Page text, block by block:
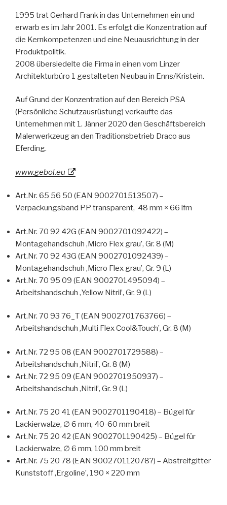
1995 trat Gerhard Frank in das Unternehmen ein und
erwarb es im Jahr 2001. Es erfolgt die Konzentration auf
die Kernkompetenzen und eine Neuausrichtung in der
Produktpolitik.
2008 übersiedelte die Firma in einen vom Linzer
Architekturbüro 1 gestalteten Neubau in Enns/Kristein.
Auf Grund der Konzentration auf den Bereich PSA
(Persönliche Schutzausrüstung) verkaufte das
Unternehmen mit 1. Jänner 2020 den Geschäftsbereich
Malerwerkzeug an den Traditionsbetrieb Draco aus
Eferding.
www.gebol.eu
Art.Nr. 65 56 50 (EAN 9002701513507) –
Verpackungsband PP transparent, 48 mm × 66 lfm
Art.Nr. 70 92 42G (EAN 9002701092422) –
Montagehandschuh ‚Micro Flex grau’, Gr. 8 (M)
Art.Nr. 70 92 43G (EAN 9002701092439) –
Montagehandschuh ‚Micro Flex grau’, Gr. 9 (L)
Art.Nr. 70 95 09 (EAN 9002701495094) –
Arbeitshandschuh ‚Yellow Nitril’, Gr. 9 (L)
Art.Nr. 70 93 76_T (EAN 9002701763766) –
Arbeitshandschuh ‚Multi Flex Cool&Touch’, Gr. 8 (M)
Art.Nr. 72 95 08 (EAN 9002701729588) –
Arbeitshandschuh ‚Nitril’, Gr. 8 (M)
Art.Nr. 72 95 09 (EAN 9002701950937) –
Arbeitshandschuh ‚Nitril’, Gr. 9 (L)
Art.Nr. 75 20 41 (EAN 9002701190418) – Bügel für
Lackierwalze, ∅ 6 mm, 40-60 mm breit
Art.Nr. 75 20 42 (EAN 9002701190425) – Bügel für
Lackierwalze, ∅ 6 mm, 100 mm breit
Art.Nr. 75 20 78 (EAN 900270112078?) – Abstreifgitter
Kunststoff ‚Ergoline’, 190 × 220 mm